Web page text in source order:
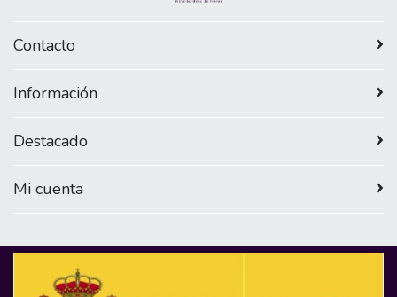
Contacto
Información
Destacado
Mi cuenta